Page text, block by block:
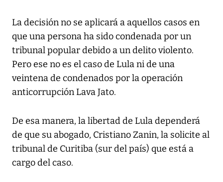
La decisión no se aplicará a aquellos casos en
que una persona ha sido condenada por un
tribunal popular debido a un delito violento.
Pero ese no es el caso de Lula ni de una
veintena de condenados por la operación
anticorrupción Lava Jato.
De esa manera, la libertad de Lula dependerá
de que su abogado, Cristiano Zanin, la solicite al
tribunal de Curitiba (sur del país) que está a
cargo del caso.